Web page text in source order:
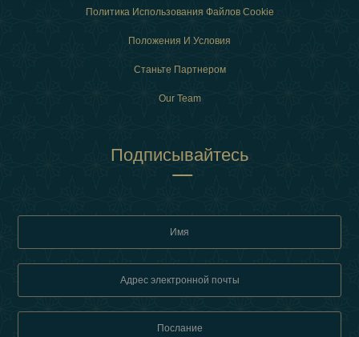
Политика Использования Файлов Cookie
Положения И Условия
Станьте Партнером
Our Team
Подписывайтесь